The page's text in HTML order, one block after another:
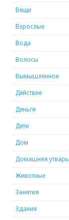
Вещи
Взрослые
Вода
Волосы
Вымышленное
Действие
Деньги
Дети
Дом
Домашняя утварь
Животные
Занятия
Здания